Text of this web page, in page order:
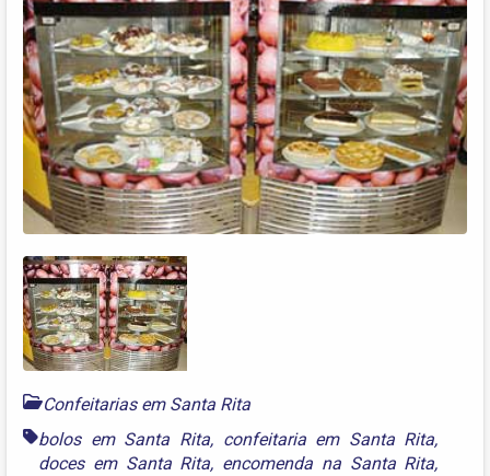
Confeitarias em Santa Rita
bolos em Santa Rita, confeitaria em Santa Rita,
doces em Santa Rita, encomenda na Santa Rita,